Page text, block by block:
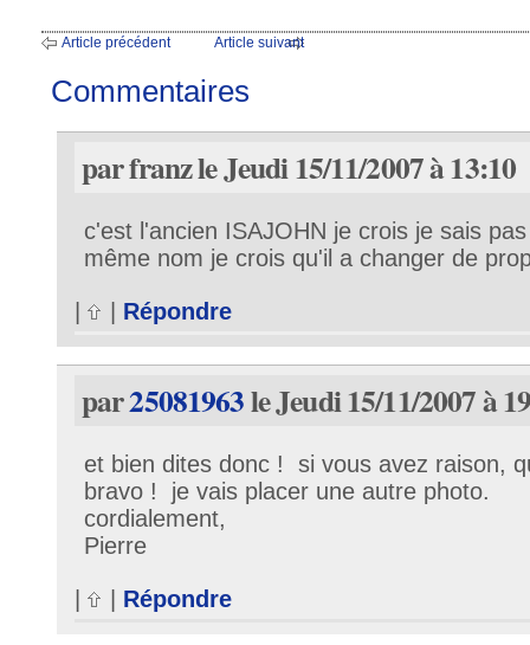
Article précédent Article suivant
Commentaires
par franz le Jeudi 15/11/2007 à 13:10
c'est l'ancien ISAJOHN je crois je sais
même nom je crois qu'il a changer de
Répondre
par25081963le Jeudi 15/11/2007 à
et bien dites donc ! si vous avez raison,
bravo ! je vais placer une autre photo.
cordialement,
Pierre
| | Répondre